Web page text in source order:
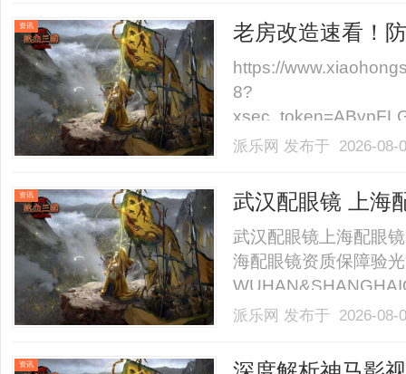
40%-60%优惠，兼顾
资讯 老房改造速看！
https://
8?
派乐网 发布于 2026-
资讯 武汉配眼镜 上海
武汉配眼镜上海配眼
海配眼镜资质保障验
业验光配镜的写字楼
40%-60%优惠，兼顾
派乐网 发布于 2026-
资讯